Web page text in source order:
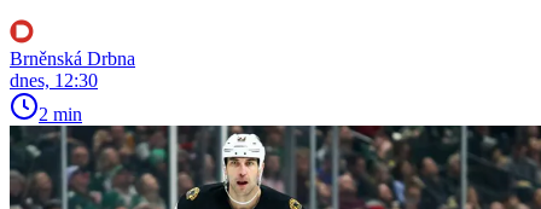
Brněnská Drbna
dnes, 12:30
2 min